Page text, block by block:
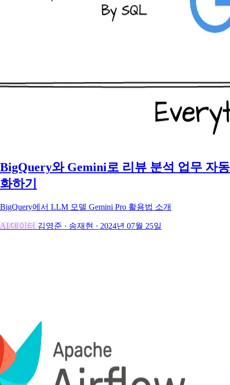
BigQuery와 Gemini로 리뷰 분석 업무 자동
화하기
BigQuery에서 LLM 모델 Gemini Pro 활용법 소개
AI/데이터 김영준 · 송재현 · 2024년 07월 25일